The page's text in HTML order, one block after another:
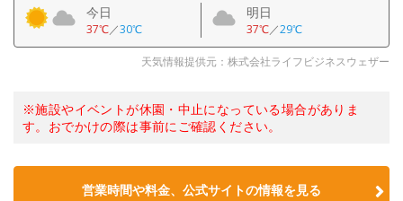
今日
37℃／30℃
明日
37℃／29℃
天気情報提供元：株式会社ライフビジネスウェザー
※施設やイベントが休園・中止になっている場合がありま
す。おでかけの際は事前にご確認ください。
営業時間や料金、公式サイトの情報を見る